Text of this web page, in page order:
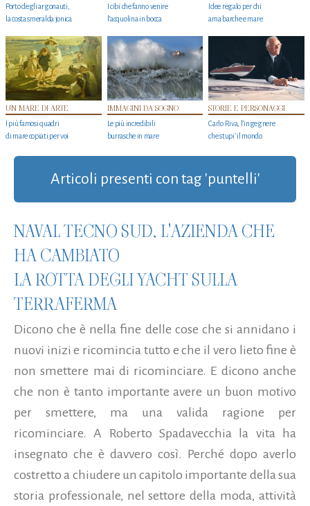
Porto degli argonauti,
la costa smeralda jonica
I cibi che fanno venire
l’acquolina in bocca
Idee regalo per chi
ama barche e mare
UN MARE DI ARTE
I più famosi quadri
di mare copiati per voi
IMMAGINI DA SOGNO
Le più incredibili
burrasche in mare
STORIE E PERSONAGGI
Carlo Riva, l’ingegnere
che stupi' il mondo
Articoli presenti con tag 'puntelli'
NAVAL TECNO SUD, L'AZIENDA CHE
HA CAMBIATO
LA ROTTA DEGLI YACHT SULLA
TERRAFERMA
Dicono che è nella fine delle cose che si annidano i
nuovi inizi e ricomincia tutto e che il vero lieto fine è
non smettere mai di ricominciare. E dicono anche
che non è tanto importante avere un buon motivo
per smettere, ma una valida ragione per
ricominciare. A Roberto Spadavecchia la vita ha
insegnato che è davvero così. Perché dopo averlo
costretto a chiudere un capitolo importante della sua
storia professionale, nel settore della moda, attività